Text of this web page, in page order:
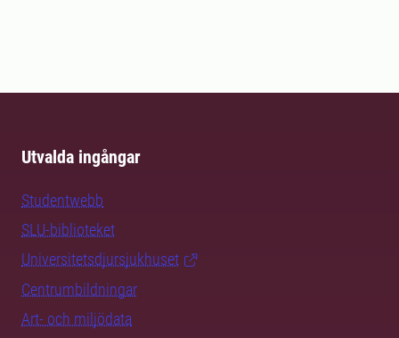
Utvalda ingångar
Studentwebb
SLU-biblioteket
Universitetsdjursjukhuset
Centrumbildningar
Art- och miljödata